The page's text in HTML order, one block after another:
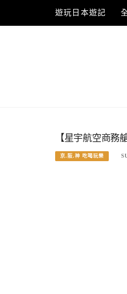
content
遊玩日本遊記
【星宇航空商務
京.阪.神 吃喝玩樂